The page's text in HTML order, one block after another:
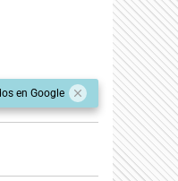
en Google